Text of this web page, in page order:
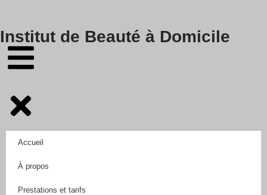
Skip
to
content
Accueil
À propos
Prestations et tarifs
Institut de Beauté à Domicile